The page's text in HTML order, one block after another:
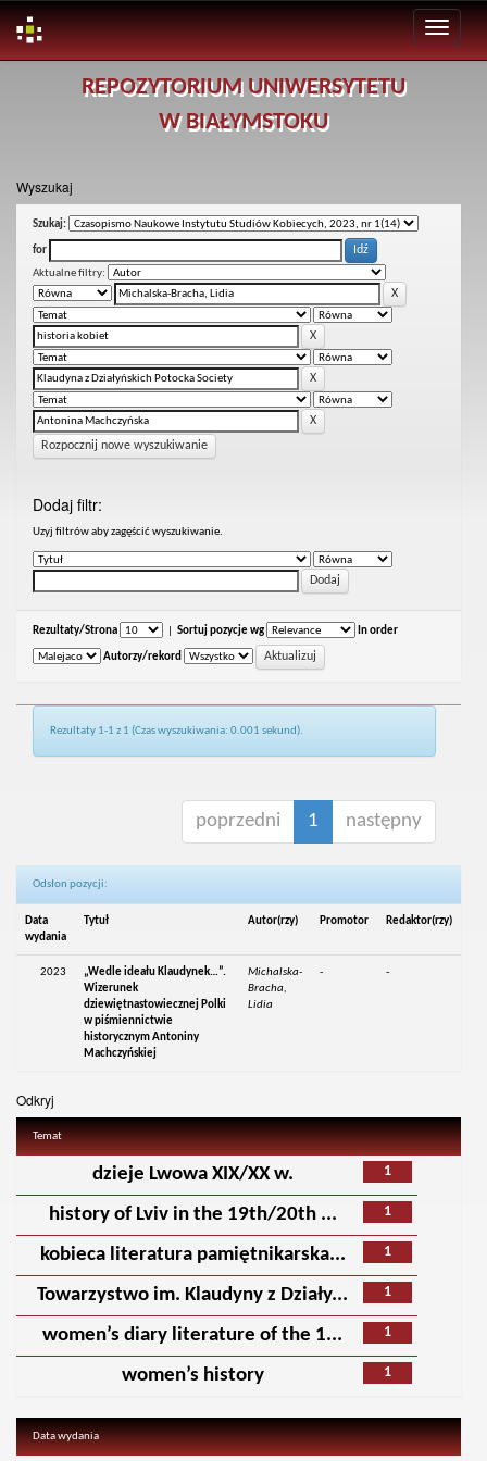
REPOZYTORIUM UNIWERSYTETU
W BIAŁYMSTOKU
Wyszukaj
Szukaj:
for
Aktualne filtry:
Rozpocznij nowe wyszukiwanie
Dodaj filtr:
Uzyj filtrów aby zagęścić wyszukiwanie.
Rezultaty/Strona Sortuj pozycje wg In order
Autorzy/rekord
Rezultaty 1-1 z 1 (Czas wyszukiwania: 0.001 sekund).
poprzedni 1 następny
Odsłon pozycji:
Data
wydania
Tytuł Autor(rzy) Promotor Redaktor(rzy)
2023
„Wedle ideału Klaudynek…”.
Wizerunek
dziewiętnastowiecznej Polki
w piśmiennictwie
historycznym Antoniny
Machczyńskiej
Michalska-
Bracha,
Lidia
- -
Odkryj
Temat
1
dzieje Lwowa XIX/XX w.
1
history of Lviv in the 19th/20th ...
1
kobieca literatura pamiętnikarska...
1
Towarzystwo im. Klaudyny z Działy...
1
women’s diary literature of the 1...
1
women’s history
Data wydania